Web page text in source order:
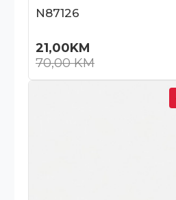
N87126
21,00KM
70,00KM